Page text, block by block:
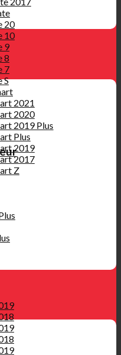
20
10
9
8
7
S
2021
2020
2019 Plus
Plus
2019
2017
Z